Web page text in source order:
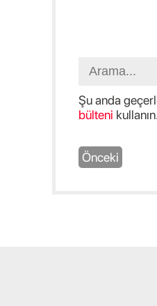
Şu anda
bülteni kullanın.
Önceki